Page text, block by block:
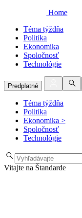
Home
Téma týždňa
Politika
Ekonomika
Spoločnosť
Technológie
Predplatné
Téma týždňa
Politika
Ekonomika >
Spoločnosť
Technológie
Vitajte na Štandarde